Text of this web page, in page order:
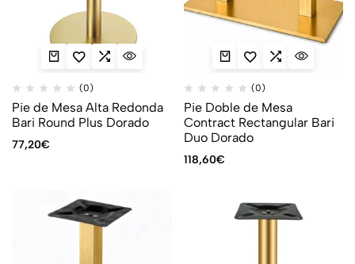
(0)
Pie de Mesa Alta Redonda
Bari Round Plus Dorado
77,20€
(0)
Pie Doble de Mesa
Contract Rectangular Bari
Duo Dorado
118,60€